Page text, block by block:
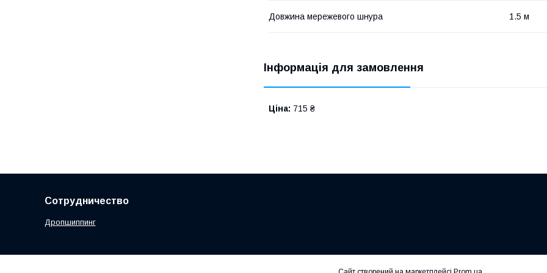
Довжина мережевого шнура 1.5 м
Інформація для замовлення
Ціна: 715 ₴
Сотрудничество
Дропшиппинг